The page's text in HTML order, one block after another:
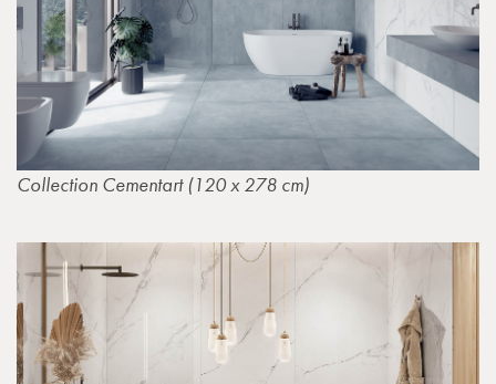
Collection Cementart (120 x 278 cm)